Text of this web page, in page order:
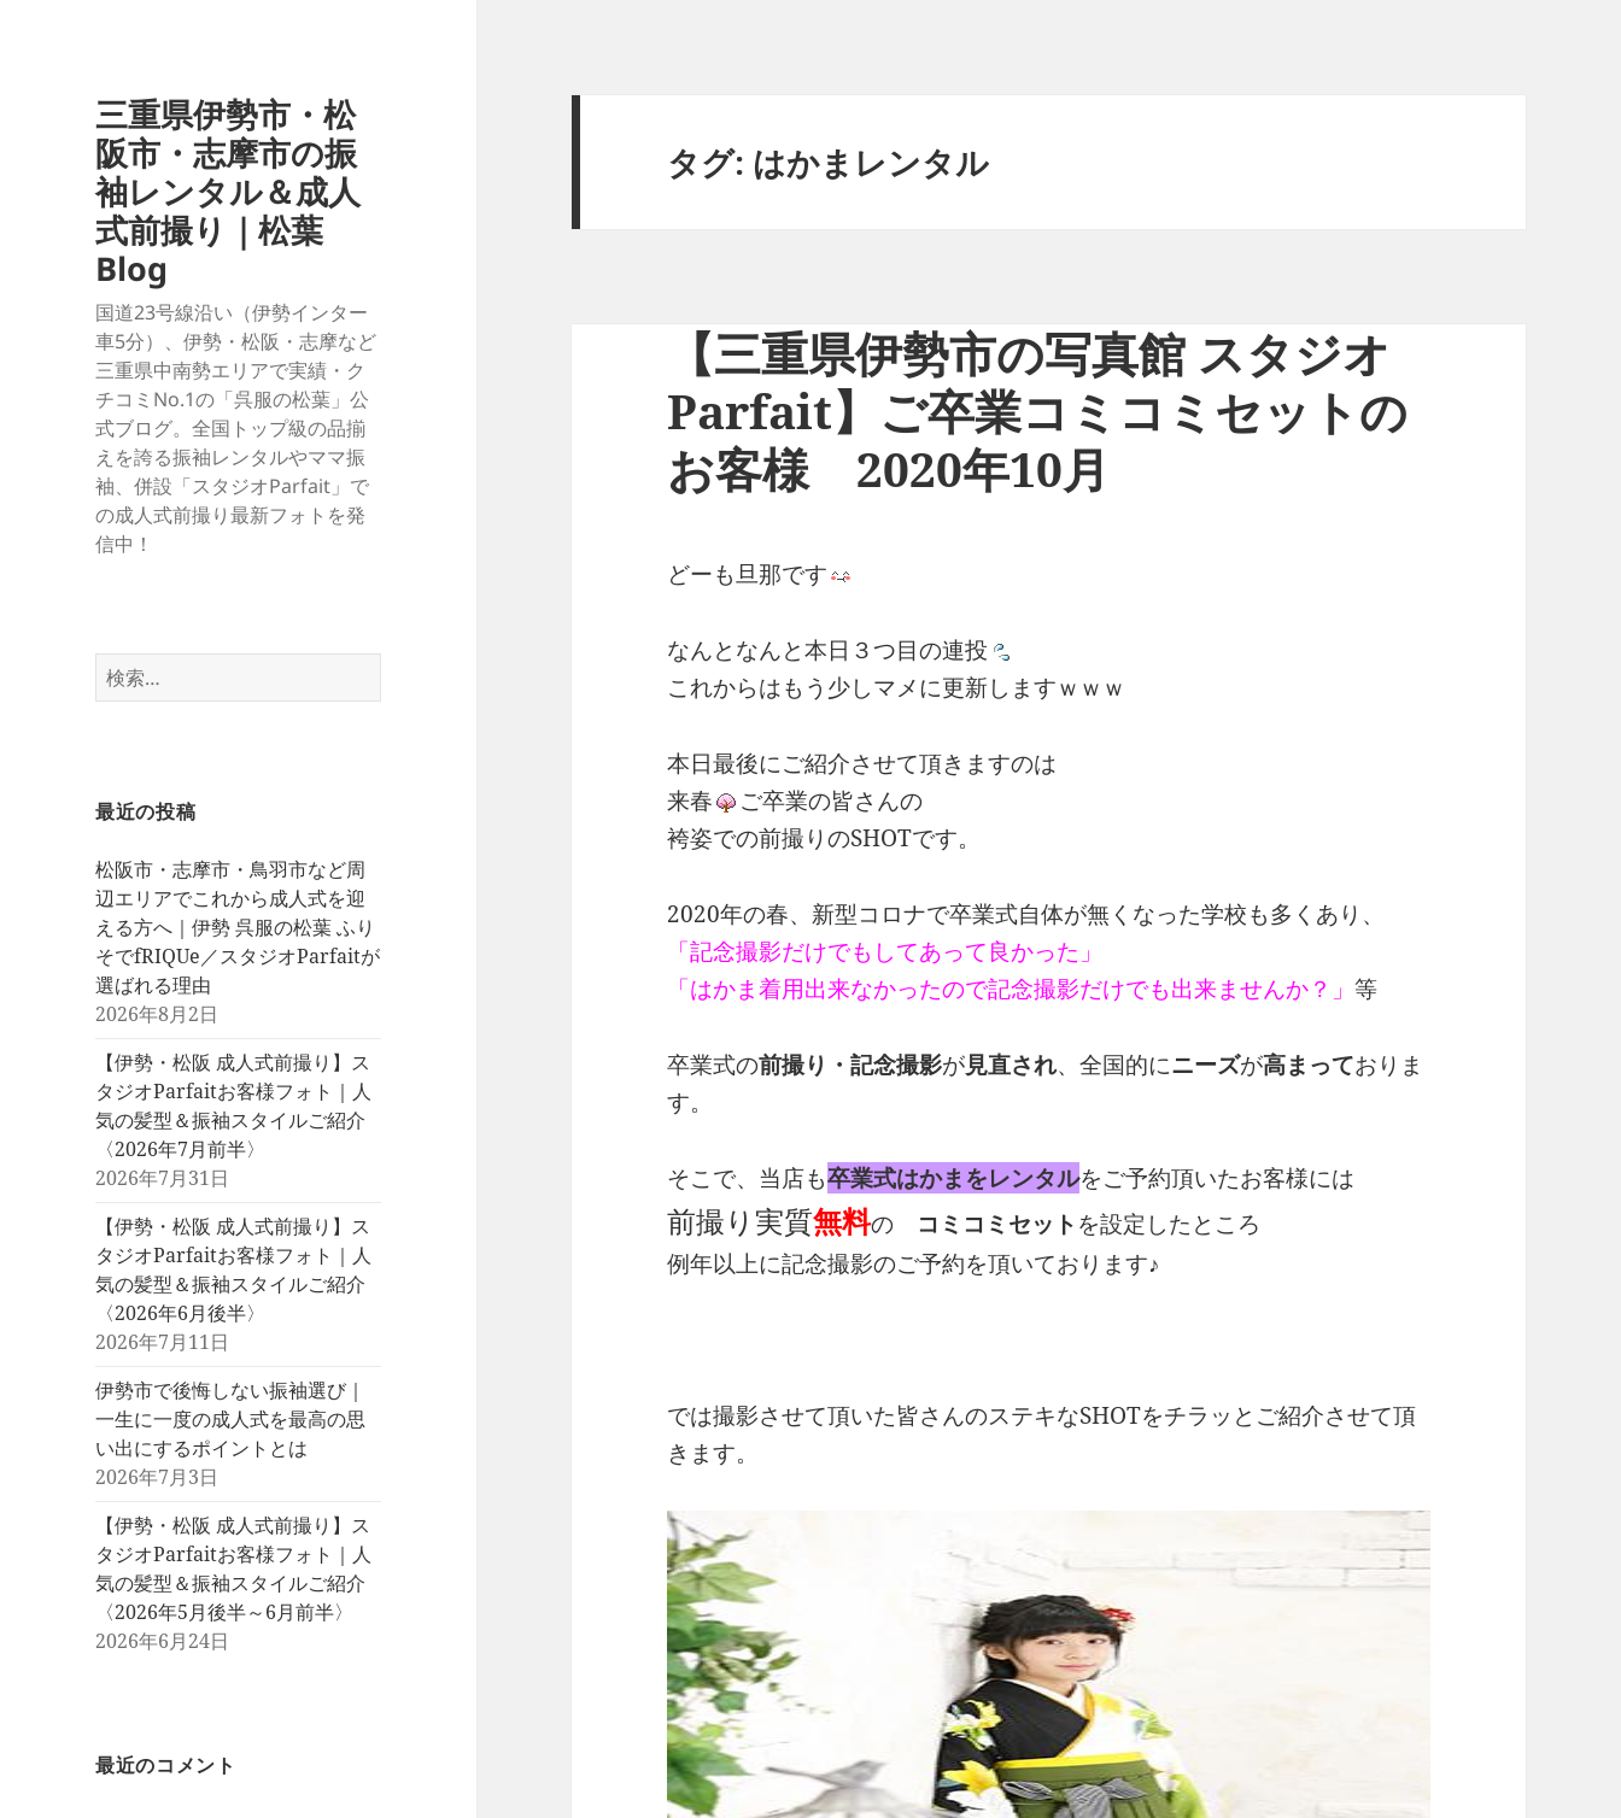
三重県伊勢市・松
阪市・志摩市の振
袖レンタル＆成人
式前撮り｜松葉
Blog
国道23号線沿い（伊勢インター
車5分）、伊勢・松阪・志摩など
三重県中南勢エリアで実績・ク
チコミNo.1の「呉服の松葉」公
式ブログ。全国トップ級の品揃
えを誇る振袖レンタルやママ振
袖、併設「スタジオParfait」で
の成人式前撮り最新フォトを発
信中！
検
索:
最近の投稿
松阪市・志摩市・鳥羽市など周
辺エリアでこれから成人式を迎
える方へ｜伊勢 呉服の松葉 ふり
そでfRIQUe／スタジオParfaitが
選ばれる理由
2026年8月2日
【伊勢・松阪 成人式前撮り】ス
タジオParfaitお客様フォト｜人
気の髪型＆振袖スタイルご紹介
〈2026年7月前半〉
2026年7月31日
【伊勢・松阪 成人式前撮り】ス
タジオParfaitお客様フォト｜人
気の髪型＆振袖スタイルご紹介
〈2026年6月後半〉
2026年7月11日
伊勢市で後悔しない振袖選び｜
一生に一度の成人式を最高の思
い出にするポイントとは
2026年7月3日
【伊勢・松阪 成人式前撮り】ス
タジオParfaitお客様フォト｜人
気の髪型＆振袖スタイルご紹介
〈2026年5月後半～6月前半〉
2026年6月24日
最近のコメント
タグ: はかまレンタル
【三重県伊勢市の写真館 スタジオ
Parfait】ご卒業コミコミセットの
お客様 2020年10月
どーも旦那です
なんとなんと本日３つ目の連投
これからはもう少しマメに更新しますｗｗｗ
本日最後にご紹介させて頂きますのは
来春
ご卒業の皆さんの
袴姿での前撮りのSHOTです。
2020年の春、新型コロナで卒業式自体が無くなった学校も多くあり、
「記念撮影だけでもしてあって良かった」
「はかま着用出来なかったので記念撮影だけでも出来ませんか？」等
卒業式の前撮り・記念撮影が見直され、全国的にニーズが高まっておりま
す。
そこで、当店も卒業式はかまをレンタルをご予約頂いたお客様には
前撮り実質無料の コミコミセットを設定したところ
例年以上に記念撮影のご予約を頂いております♪
では撮影させて頂いた皆さんのステキなSHOTをチラッとご紹介させて頂
きます。